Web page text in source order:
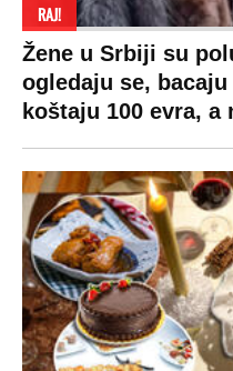
RAJ!
Žene u Srbiji su
ogledaju se,
koštaju 100 evra, a